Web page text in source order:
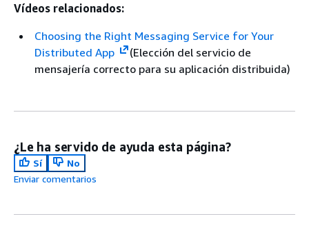
Vídeos relacionados:
Choosing the Right Messaging Service for Your
Distributed App
(Elección del servicio de
mensajería correcto para su aplicación distribuida)
¿Le ha servido de ayuda esta página?
Sí
No
Enviar comentarios